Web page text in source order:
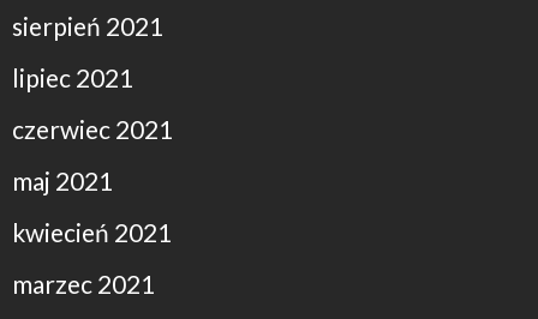
sierpień 2021
lipiec 2021
czerwiec 2021
maj 2021
kwiecień 2021
marzec 2021